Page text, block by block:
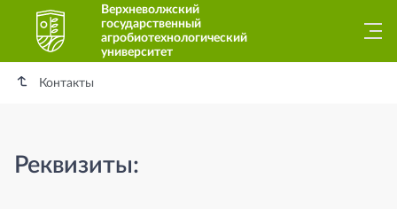
Верхневолжский
государственный
агробиотехнологический
университет
Контакты
Реквизиты: